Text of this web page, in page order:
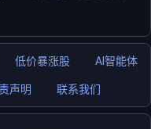
低价暴涨股 AI智能体
声明 联系我们